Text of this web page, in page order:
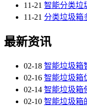
11-21 智能分类垃
11-21 分类垃圾箱
最新资讯
02-18 智能垃圾箱
02-16 智能垃圾箱
02-14 智能垃圾箱
02-10 智能垃圾箱